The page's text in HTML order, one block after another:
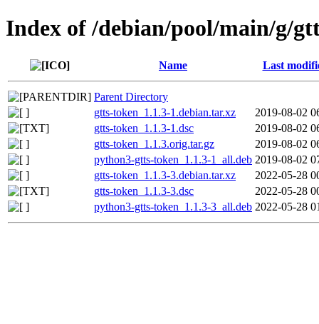
Index of /debian/pool/main/g/
Name Last
Parent Directory
gtts-token_1.1.3-1.debian.tar.xz
2019-08-02
gtts-token_1.1.3-1.dsc
2019-08-02
gtts-token_1.1.3.orig.tar.gz
2019-08-02
python3-gtts-token_1.1.3-1_all.deb 2019-08-02
gtts-token_1.1.3-3.debian.tar.xz
2022-05-28
gtts-token_1.1.3-3.dsc
2022-05-28
python3-gtts-token_1.1.3-3_all.deb 2022-05-28